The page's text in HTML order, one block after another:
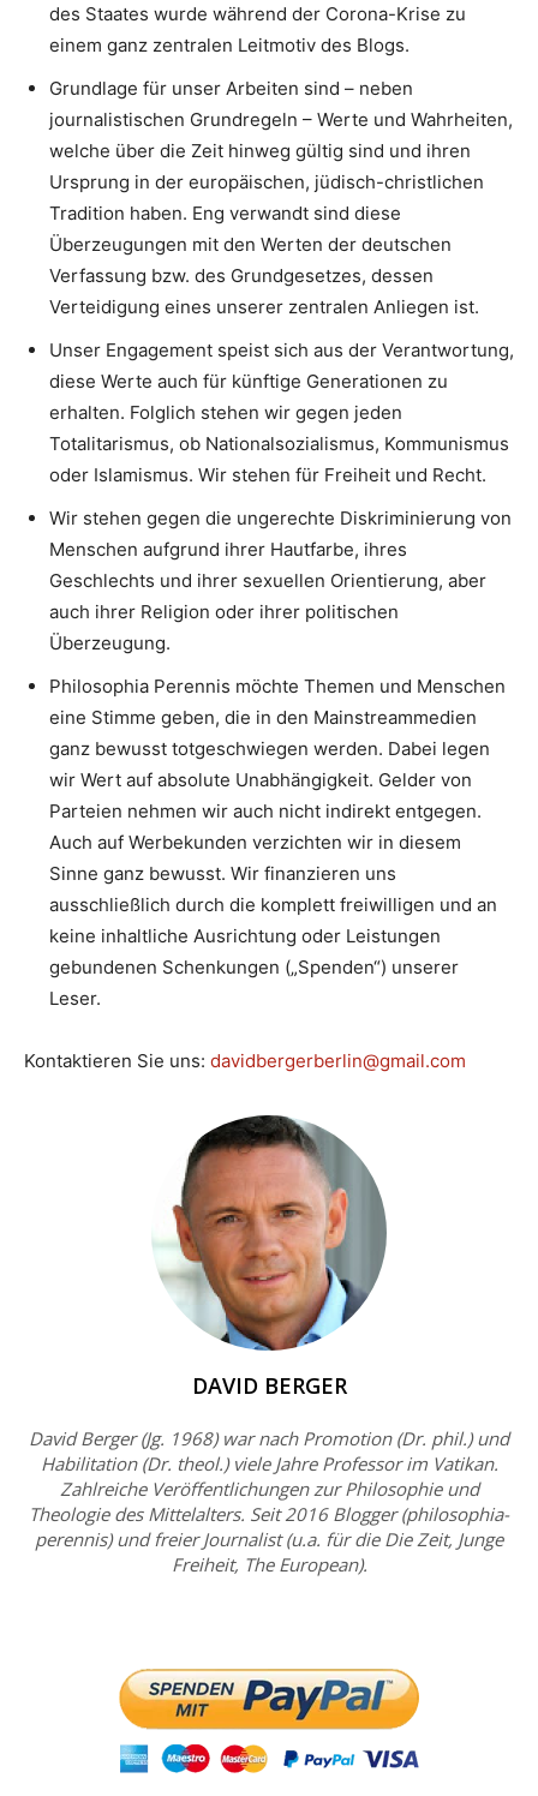
des Staates wurde während der Corona-Krise zu
einem ganz zentralen Leitmotiv des Blogs.
Grundlage für unser Arbeiten sind – neben
journalistischen Grundregeln – Werte und Wahrheiten,
welche über die Zeit hinweg gültig sind und ihren
Ursprung in der europäischen, jüdisch-christlichen
Tradition haben. Eng verwandt sind diese
Überzeugungen mit den Werten der deutschen
Verfassung bzw. des Grundgesetzes, dessen
Verteidigung eines unserer zentralen Anliegen ist.
Unser Engagement speist sich aus der Verantwortung,
diese Werte auch für künftige Generationen zu
erhalten. Folglich stehen wir gegen jeden
Totalitarismus, ob Nationalsozialismus, Kommunismus
oder Islamismus. Wir stehen für Freiheit und Recht.
Wir stehen gegen die ungerechte Diskriminierung von
Menschen aufgrund ihrer Hautfarbe, ihres
Geschlechts und ihrer sexuellen Orientierung, aber
auch ihrer Religion oder ihrer politischen
Überzeugung.
Philosophia Perennis möchte Themen und Menschen
eine Stimme geben, die in den Mainstreammedien
ganz bewusst totgeschwiegen werden. Dabei legen
wir Wert auf absolute Unabhängigkeit. Gelder von
Parteien nehmen wir auch nicht indirekt entgegen.
Auch auf Werbekunden verzichten wir in diesem
Sinne ganz bewusst. Wir finanzieren uns
ausschließlich durch die komplett freiwilligen und an
keine inhaltliche Ausrichtung oder Leistungen
gebundenen Schenkungen („Spenden“) unserer
Leser.
Kontaktieren Sie uns: davidbergerberlin@gmail.com
DAVID BERGER
David Berger (Jg. 1968) war nach Promotion (Dr. phil.) und
Habilitation (Dr. theol.) viele Jahre Professor im Vatikan.
Zahlreiche Veröffentlichungen zur Philosophie und
Theologie des Mittelalters. Seit 2016 Blogger (philosophia-
perennis) und freier Journalist (u.a. für die Die Zeit, Junge
Freiheit, The European).